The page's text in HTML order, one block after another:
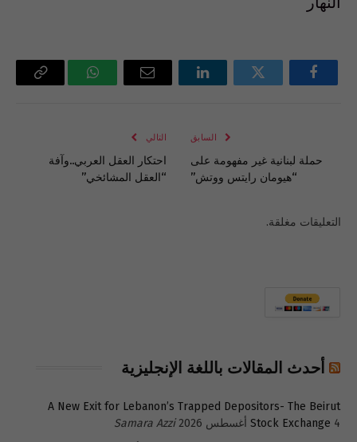
فيسبوك تويتر لينكدإن
البريد
واتساب Copy
السابق
حملة لبنانية غير مفهومة على
“هيومان رايتس ووتش”
التالي
احتكار العقل العربي..وآفة
“العقل المشائخي”
التعليقات مغلقة.
أحدث المقالات باللغة الإنجليزية
A New Exit for Lebanon’s Trapped Depositors- The Beirut
Stock Exchange 4 أغسطس 2026
Samara Azzi